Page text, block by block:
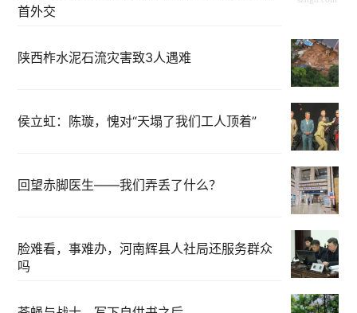
首外交
陕西柞水泥石流灾害致3人遇难
侯立虹：陈璇，愧对“天塌了我们工人顶着”
回望赤脚医生——我们弄丢了什么？
脸难看，事难办，河南辉县人社局还服务群众
吗